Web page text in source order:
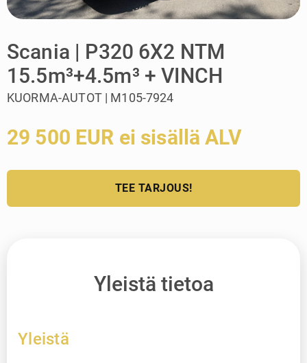
Scania | P320 6X2 NTM
15.5m³+4.5m³ + VINCH
KUORMA-AUTOT | M105-7924
29 500 EUR ei sisällä ALV
TEE TARJOUS!
Yleistä tietoa
Yleistä